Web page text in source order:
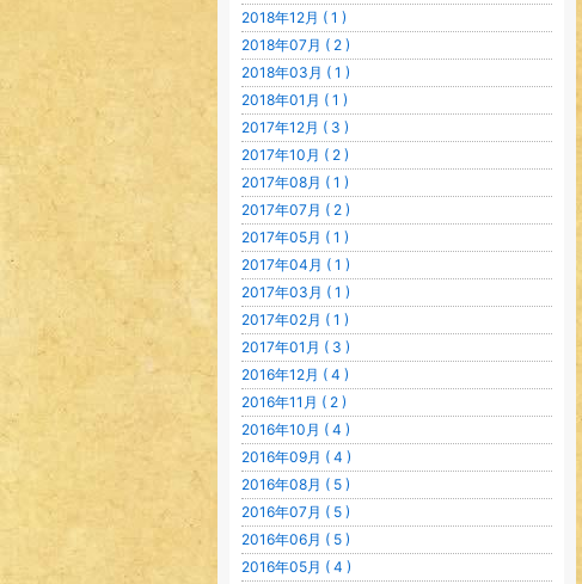
2018年12月 ( 1 )
2018年07月 ( 2 )
2018年03月 ( 1 )
2018年01月 ( 1 )
2017年12月 ( 3 )
2017年10月 ( 2 )
2017年08月 ( 1 )
2017年07月 ( 2 )
2017年05月 ( 1 )
2017年04月 ( 1 )
2017年03月 ( 1 )
2017年02月 ( 1 )
2017年01月 ( 3 )
2016年12月 ( 4 )
2016年11月 ( 2 )
2016年10月 ( 4 )
2016年09月 ( 4 )
2016年08月 ( 5 )
2016年07月 ( 5 )
2016年06月 ( 5 )
2016年05月 ( 4 )